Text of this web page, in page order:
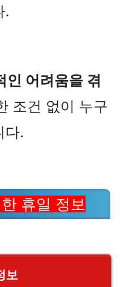
.
인 어려움을 겪
조건 없이 누구
다.
휴일 정보
보